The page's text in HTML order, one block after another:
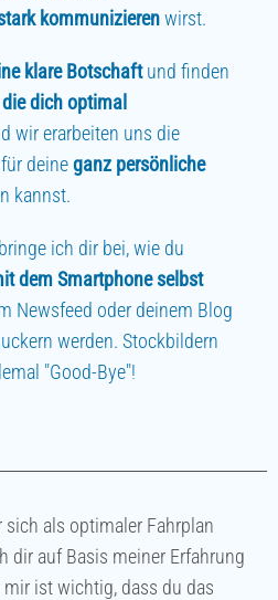
kommunizierenwirst.
klare Botschaftund finden
dich optimal
wir erarbeiten uns die
deineganz persönliche
kannst.
ich dir bei, wie du
dem Smartphone selbst
Newsfeed oder deinem Blog
werden. Stockbildern
"Good-Bye"!
sich als optimaler Fahrplan
dir auf Basis meiner Erfahrung
ist wichtig, dass du das